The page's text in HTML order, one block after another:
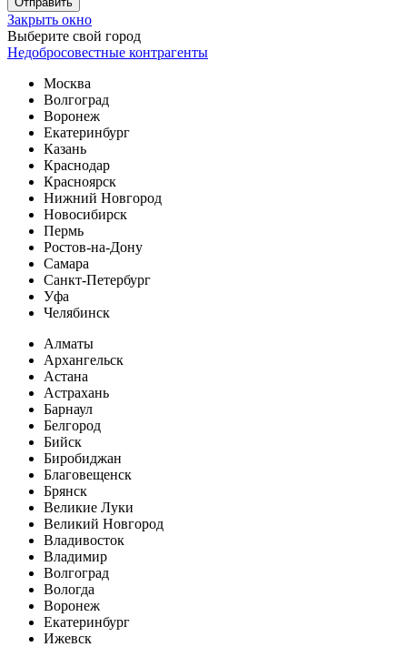
Закрыть окно
Выберите свой город
Недобросовестные контрагенты
Москва
Волгоград
Воронеж
Екатеринбург
Казань
Краснодар
Красноярск
Нижний Новгород
Новосибирск
Пермь
Ростов-на-Дону
Самара
Санкт-Петербург
Уфа
Челябинск
Алматы
Архангельск
Астана
Астрахань
Барнаул
Белгород
Бийск
Биробиджан
Благовещенск
Брянск
Великие Луки
Великий Новгород
Владивосток
Владимир
Волгоград
Вологда
Воронеж
Екатеринбург
Ижевск